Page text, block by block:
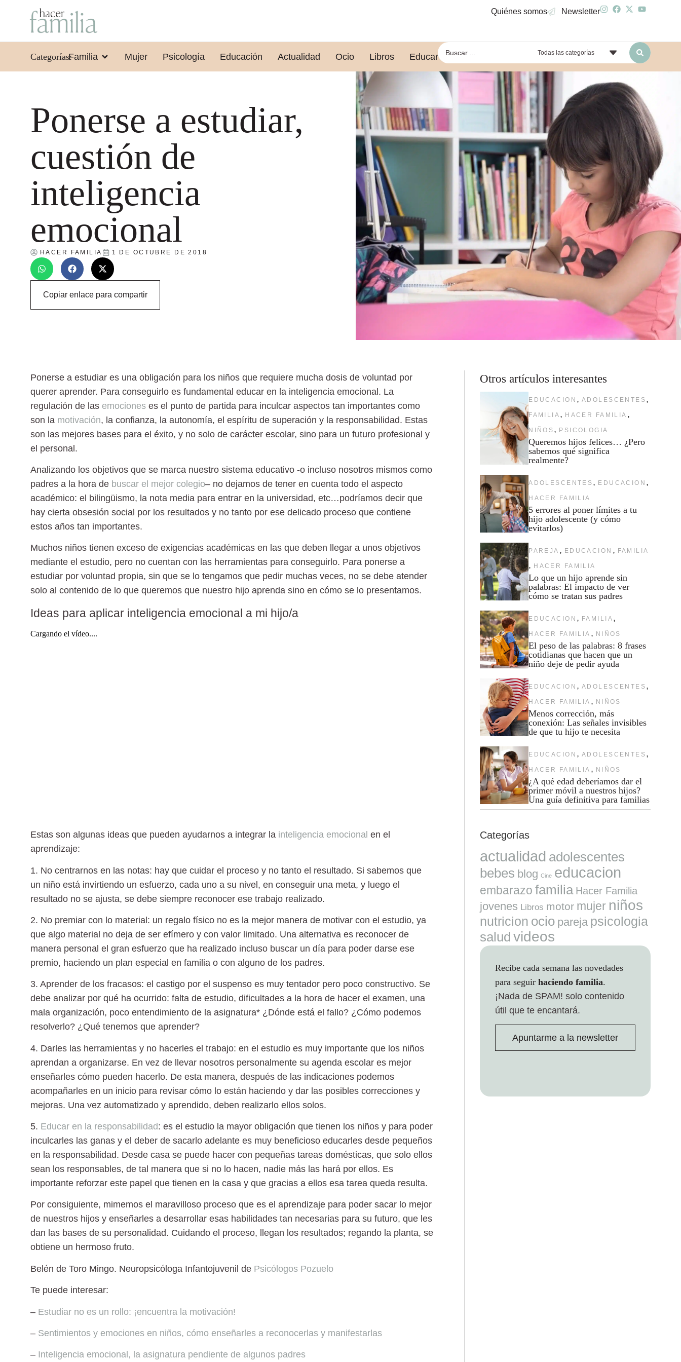
Quiénes somos Newsletter
Categorías:Familia Mujer Psicología Educación Actualidad Ocio Libros Educar leyendo Todas las categorías
Ponerse a estudiar,
cuestión de
inteligencia
emocional
HACER FAMILIA 1 DE OCTUBRE DE 2018
Copiar enlace para compartir
Ponerse a estudiar es una obligación para los niños que requiere mucha dosis de voluntad por
querer aprender. Para conseguirlo es fundamental educar en la inteligencia emocional. La
regulación de las emociones es el punto de partida para inculcar aspectos tan importantes como
son la motivación, la confianza, la autonomía, el espíritu de superación y la responsabilidad. Estas
son las mejores bases para el éxito, y no solo de carácter escolar, sino para un futuro profesional y
el personal.
Analizando los objetivos que se marca nuestro sistema educativo -o incluso nosotros mismos como
padres a la hora de buscar el mejor colegio– no dejamos de tener en cuenta todo el aspecto
académico: el bilingüismo, la nota media para entrar en la universidad, etc…podríamos decir que
hay cierta obsesión social por los resultados y no tanto por ese delicado proceso que contiene
estos años tan importantes.
Muchos niños tienen exceso de exigencias académicas en las que deben llegar a unos objetivos
mediante el estudio, pero no cuentan con las herramientas para conseguirlo. Para ponerse a
estudiar por voluntad propia, sin que se lo tengamos que pedir muchas veces, no se debe atender
solo al contenido de lo que queremos que nuestro hijo aprenda sino en cómo se lo presentamos.
Ideas para aplicar inteligencia emocional a mi hijo/a
Estas son algunas ideas que pueden ayudarnos a integrar la inteligencia emocional en el
aprendizaje:
1. No centrarnos en las notas: hay que cuidar el proceso y no tanto el resultado. Si sabemos que
un niño está invirtiendo un esfuerzo, cada uno a su nivel, en conseguir una meta, y luego el
resultado no se ajusta, se debe siempre reconocer ese trabajo realizado.
2. No premiar con lo material: un regalo físico no es la mejor manera de motivar con el estudio, ya
que algo material no deja de ser efímero y con valor limitado. Una alternativa es reconocer de
manera personal el gran esfuerzo que ha realizado incluso buscar un día para poder darse ese
premio, haciendo un plan especial en familia o con alguno de los padres.
3. Aprender de los fracasos: el castigo por el suspenso es muy tentador pero poco constructivo. Se
debe analizar por qué ha ocurrido: falta de estudio, dificultades a la hora de hacer el examen, una
mala organización, poco entendimiento de la asignatura* ¿Dónde está el fallo? ¿Cómo podemos
resolverlo? ¿Qué tenemos que aprender?
4. Darles las herramientas y no hacerles el trabajo: en el estudio es muy importante que los niños
aprendan a organizarse. En vez de llevar nosotros personalmente su agenda escolar es mejor
enseñarles cómo pueden hacerlo. De esta manera, después de las indicaciones podemos
acompañarles en un inicio para revisar cómo lo están haciendo y dar las posibles correcciones y
mejoras. Una vez automatizado y aprendido, deben realizarlo ellos solos.
5. Educar en la responsabilidad: es el estudio la mayor obligación que tienen los niños y para poder
inculcarles las ganas y el deber de sacarlo adelante es muy beneficioso educarles desde pequeños
en la responsabilidad. Desde casa se puede hacer con pequeñas tareas domésticas, que solo ellos
sean los responsables, de tal manera que si no lo hacen, nadie más las hará por ellos. Es
importante reforzar este papel que tienen en la casa y que gracias a ellos esa tarea queda resulta.
Por consiguiente, mimemos el maravilloso proceso que es el aprendizaje para poder sacar lo mejor
de nuestros hijos y enseñarles a desarrollar esas habilidades tan necesarias para su futuro, que les
dan las bases de su personalidad. Cuidando el proceso, llegan los resultados; regando la planta, se
obtiene un hermoso fruto.
Belén de Toro Mingo. Neuropsicóloga Infantojuvenil de Psicólogos Pozuelo
Te puede interesar:
– Estudiar no es un rollo: ¡encuentra la motivación!
– Sentimientos y emociones en niños, cómo enseñarles a reconocerlas y manifestarlas
– Inteligencia emocional, la asignatura pendiente de algunos padres
Otros artículos interesantes
EDUCACION , ADOLESCENTES ,
FAMILIA , HACER FAMILIA ,
NIÑOS , PSICOLOGIA
Queremos hijos felices… ¿Pero
sabemos qué significa
realmente?
ADOLESCENTES , EDUCACION ,
HACER FAMILIA
5 errores al poner límites a tu
hijo adolescente (y cómo
evitarlos)
PAREJA , EDUCACION , FAMILIA
, HACER FAMILIA
Lo que un hijo aprende sin
palabras: El impacto de ver
cómo se tratan sus padres
EDUCACION , FAMILIA ,
HACER FAMILIA , NIÑOS
El peso de las palabras: 8 frases
cotidianas que hacen que un
niño deje de pedir ayuda
EDUCACION , ADOLESCENTES ,
HACER FAMILIA , NIÑOS
Menos corrección, más
conexión: Las señales invisibles
de que tu hijo te necesita
EDUCACION , ADOLESCENTES ,
HACER FAMILIA , NIÑOS
¿A qué edad deberíamos dar el
primer móvil a nuestros hijos?
Una guía definitiva para familias
Categorías
actualidad adolescentes
bebes blog Cine educacion
embarazo familia Hacer Familia
jovenes Libros motor mujer niños
nutricion ocio pareja psicologia
salud videos
Recibe cada semana las novedades
para seguir haciendo familia.
¡Nada de SPAM! solo contenido
útil que te encantará.
Apuntarme a la newsletter